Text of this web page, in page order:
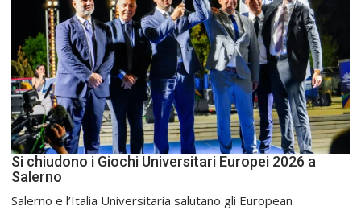
Si chiudono i Giochi Universitari Europei 2026 a
Salerno
Salerno e l’Italia Universitaria salutano gli European